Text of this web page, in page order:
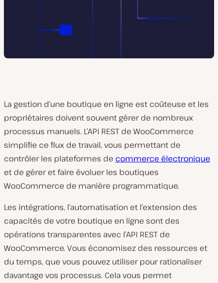
La gestion d’une boutique en ligne est coûteuse et les
propriétaires doivent souvent gérer de nombreux
processus manuels. L’API REST de WooCommerce
simplifie ce flux de travail, vous permettant de
contrôler les plateformes de commerce électronique
et de gérer et faire évoluer les boutiques
WooCommerce de manière programmatique.
Les intégrations, l’automatisation et l’extension des
capacités de votre boutique en ligne sont des
opérations transparentes avec l’API REST de
WooCommerce. Vous économisez des ressources et
du temps, que vous pouvez utiliser pour rationaliser
davantage vos processus. Cela vous permet